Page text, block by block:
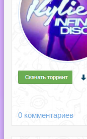
0 комментариев